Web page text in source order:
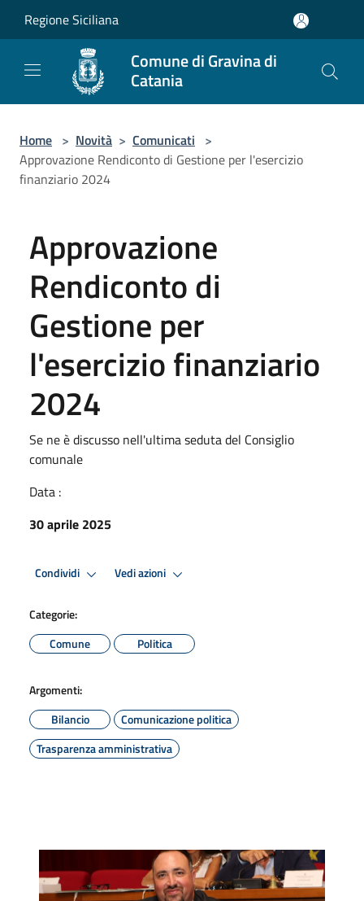
Regione Siciliana
Comune di Gravina di
Catania
Home > Novità > Comunicati >
Approvazione Rendiconto di Gestione per l'esercizio
finanziario 2024
Approvazione
Rendiconto di
Gestione per
l'esercizio finanziario
2024
Se ne è discusso nell'ultima seduta del Consiglio
comunale
Data :
30 aprile 2025
Condividi Vedi azioni
Categorie:
Comune
Politica
Argomenti:
Bilancio
Comunicazione politica
Trasparenza amministrativa